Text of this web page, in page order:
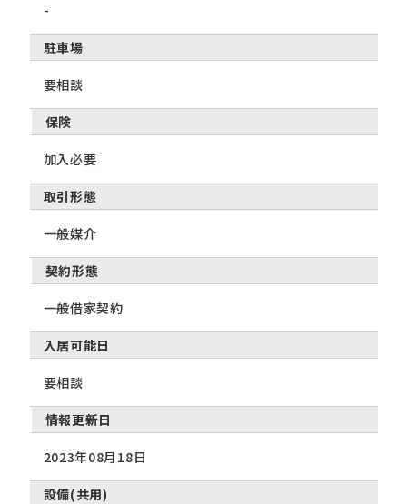
-
駐車場
要相談
保険
加入必要
取引形態
一般媒介
契約形態
一般借家契約
入居可能日
要相談
情報更新日
2023年08月18日
設備(共用)